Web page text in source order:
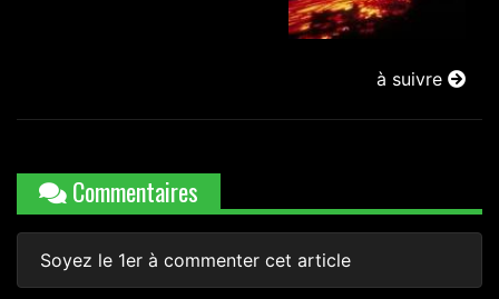
à suivre
Commentaires
Soyez le 1er à commenter cet article